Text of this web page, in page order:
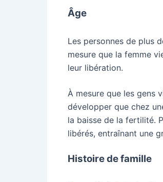
Âge
Les personnes de plus
mesure que la femme
leur libération.
À mesure que les gens
développer que chez
la baisse de la fertilité.
libérés, entraînant une
Histoire de famille